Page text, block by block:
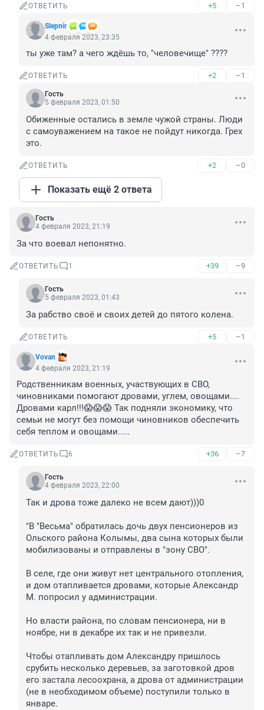
ОТВЕТИТЬ +5 –1
Slepnir
4 февраля 2023, 23:35
ты уже там? а чего ждёшь то, "человечище" ????
ОТВЕТИТЬ +2 –1
Гость
5 февраля 2023, 01:50
Обиженные остались в земле чужой страны. Люди
с самоуважением на такое не пойдут никогда. Грех
это.
ОТВЕТИТЬ +2 –0
Показать ещё 2 ответа
Гость
4 февраля 2023, 21:19
За что воевал непонятно.
ОТВЕТИТЬ 1 +39 –9
Гость
5 февраля 2023, 01:43
За рабство своё и своих детей до пятого колена.
ОТВЕТИТЬ +5 –1
Vovan
4 февраля 2023, 21:19
Родственникам военных, участвующих в СВО,
чиновниками помогают дровами, углем, овощами....
Дровами карл!!!😱😱😱 Так подняли экономику, что
семьи не могут без помощи чиновников обеспечить
себя теплом и овощами.....
ОТВЕТИТЬ 6 +36 –7
Гость
4 февраля 2023, 22:00
Так и дрова тоже далеко не всем дают)))0
"В "Весьма" обратилась дочь двух пенсионеров из
Ольского района Колымы, два сына которых были
мобилизованы и отправлены в "зону СВО".
В селе, где они живут нет центрального отопления,
и дом отапливается дровами, которые Александр
М. попросил у администрации.
Но власти района, по словам пенсионера, ни в
ноябре, ни в декабре их так и не привезли.
Чтобы отапливать дом Александру пришлось
срубить несколько деревьев, за заготовкой дров
его застала лесоохрана, а дрова от администрации
(не в необходимом объеме) поступили только в
январе.